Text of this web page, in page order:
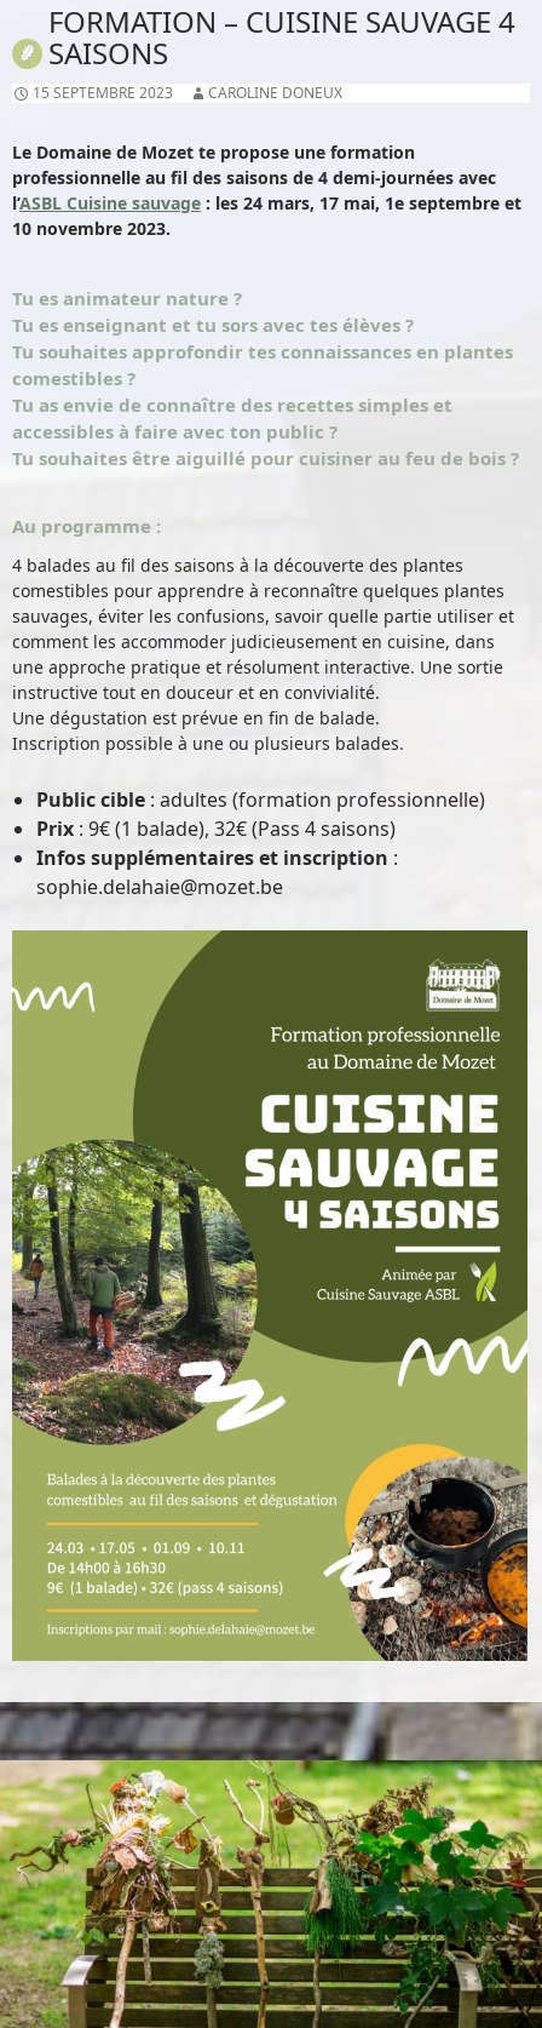
FORMATION – CUISINE SAUVAGE 4
SAISONS
15 SEPTEMBRE 2023 CAROLINE DONEUX
Le Domaine de Mozet te propose une formation
professionnelle au fil des saisons de 4 demi-journées avec
l’ASBL Cuisine sauvage : les 24 mars, 17 mai, 1e septembre et
10 novembre 2023.
Tu es animateur nature ?
Tu es enseignant et tu sors avec tes élèves ?
Tu souhaites approfondir tes connaissances en plantes
comestibles ?
Tu as envie de connaître des recettes simples et
accessibles à faire avec ton public ?
Tu souhaites être aiguillé pour cuisiner au feu de bois ?
Au programme :
4 balades au fil des saisons à la découverte des plantes
comestibles pour apprendre à reconnaître quelques plantes
sauvages, éviter les confusions, savoir quelle partie utiliser et
comment les accommoder judicieusement en cuisine, dans
une approche pratique et résolument interactive. Une sortie
instructive tout en douceur et en convivialité.
Une dégustation est prévue en fin de balade.
Inscription possible à une ou plusieurs balades.
Public cible : adultes (formation professionnelle)
Prix : 9€ (1 balade), 32€ (Pass 4 saisons)
Infos supplémentaires et inscription :
sophie.delahaie@mozet.be